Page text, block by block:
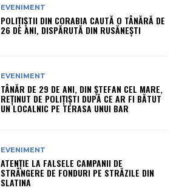
EVENIMENT
POLIȚIȘTII DIN CORABIA CAUTĂ O TÂNĂRĂ DE
26 DE ANI, DISPĂRUTĂ DIN RUSĂNEȘTI
EVENIMENT
TÂNĂR DE 29 DE ANI, DIN ȘTEFAN CEL MARE,
REȚINUT DE POLIȚIȘTI DUPĂ CE AR FI BĂTUT
UN LOCALNIC PE TERASA UNUI BAR
EVENIMENT
ATENȚIE LA FALSELE CAMPANII DE
STRÂNGERE DE FONDURI PE STRĂZILE DIN
SLATINA